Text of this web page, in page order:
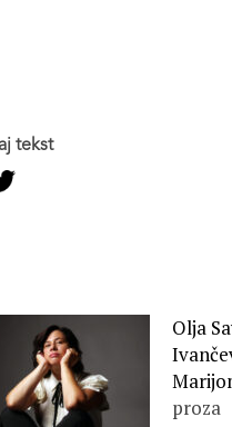
tekst
Olja
proza